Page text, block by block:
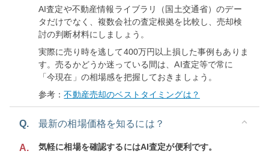
AI査定や不動産情報ライブラリ（国土交通省）のデー
タだけでなく、複数会社の査定根拠を比較し、売却検
討の判断材料にしましょう。
実際に売り時を逃して400万円以上損した事例もありま
す。売るかどうか迷っている間は、AI査定等で常に
「今現在」の相場感を把握しておきましょう。
参考：不動産売却のベストタイミングは？
Q. 最新の相場価格を知るには？
A.
気軽に相場を確認するにはAI査定が便利です。